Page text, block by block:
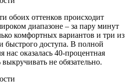
обоих оттенков происходит
диапазоне – за пару минут
комфортных вариантов и три из
быстрого доступа. В полной
нас оказалась 40-процентная
не обязательно.